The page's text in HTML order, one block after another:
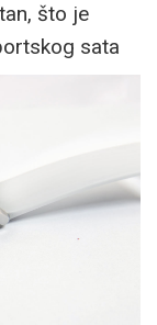
što je
sata